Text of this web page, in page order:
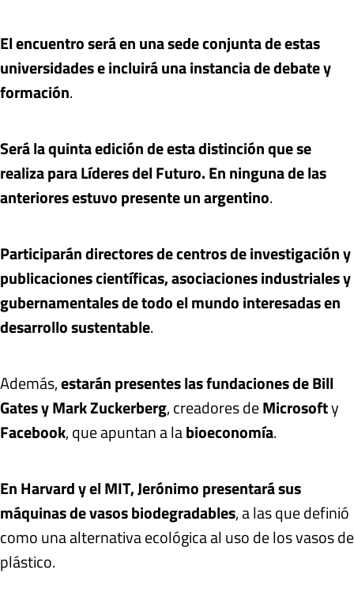
El encuentro será en una sede conjunta de estas
universidades e incluirá una instancia de debate y
formación.
Será la quinta edición de esta distinción que se
realiza para Líderes del Futuro. En ninguna de las
anteriores estuvo presente un argentino.
Participarán directores de centros de investigación y
publicaciones científicas, asociaciones industriales y
gubernamentales de todo el mundo interesadas en
desarrollo sustentable.
Además,estarán presentes las fundaciones de Bill
Gates y Mark Zuckerberg, creadores deMicrosofty
Facebook, que apuntan a labioeconomía.
En Harvard y el MIT, Jerónimo presentará sus
máquinas de vasos biodegradables, a las que definió
como una alternativa ecológica al uso de los vasos de
plástico.